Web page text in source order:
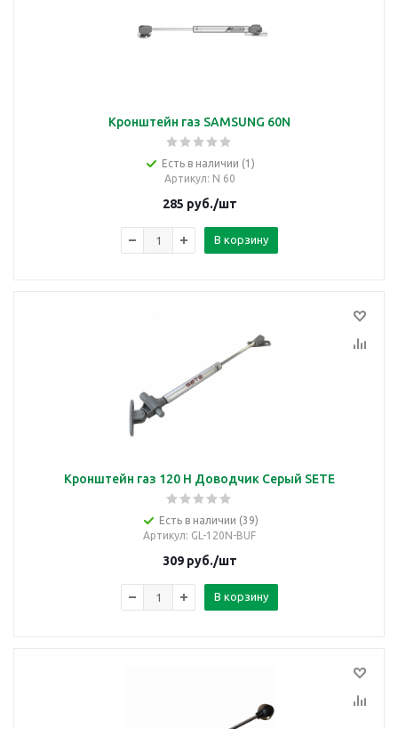
Кронштейн газ SAMSUNG 60N
Есть в наличии (1)
Артикул: N 60
285 руб./шт
В корзину
Кронштейн газ 120 Н Доводчик Серый SETE
Есть в наличии (39)
Артикул: GL-120N-BUF
309руб./шт
В корзину